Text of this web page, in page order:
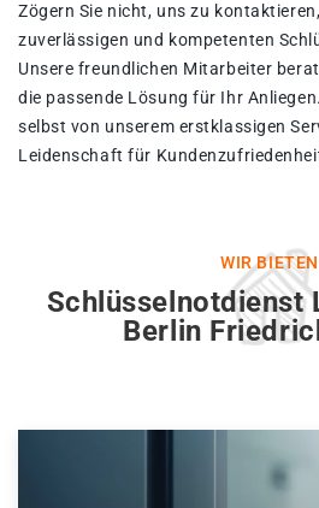
Zögern Sie nicht, uns zu
zuverlässigen und kompetenten
Unsere freundlichen Mitarbeiter
die passende Lösung für Ihr
selbst von unserem erstklassigen
Leidenschaft für
WIR BIETEN
Schlüsselnotdienst
Berlin